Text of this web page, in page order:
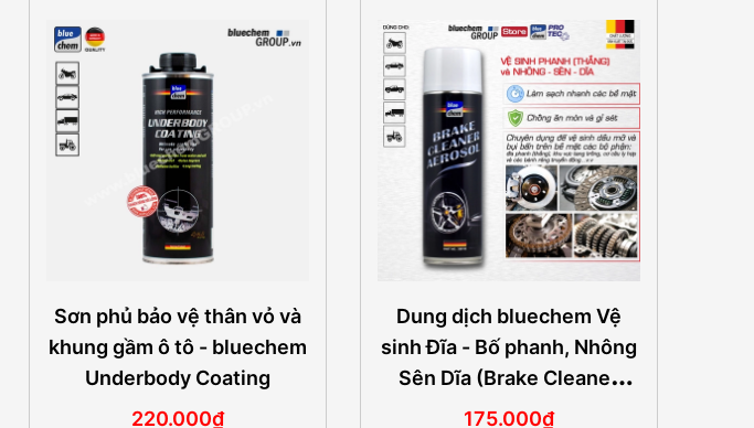
Sơn phủ bảo vệ thân vỏ và
khung gầm ô tô - bluechem
Underbody Coating
220.000₫
Dung dịch bluechem Vệ
sinh Đĩa - Bố phanh, Nhông
Sên Dĩa (Brake Cleaner
Aerosol) 500ml
175.000₫